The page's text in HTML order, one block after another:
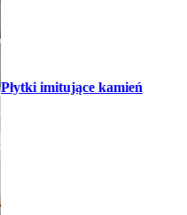
Płytki imitujące kamień